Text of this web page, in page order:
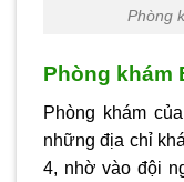
Phòng
Phòng khám
Phòng khám
những địa chỉ
4, nhờ vào đội